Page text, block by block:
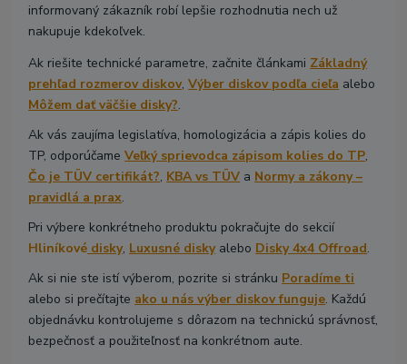
informovaný zákazník robí lepšie rozhodnutia nech už
nakupuje kdekoľvek.
Ak riešite technické parametre, začnite článkami Základný
prehľad rozmerov diskov,Výber diskov podľa cieľa alebo
Môžem dať väčšie disky?.
Ak vás zaujíma legislatíva, homologizácia a zápis kolies do
TP, odporúčameVeľký sprievodca zápisom kolies do TP,
Čo je TÜV certifikát?, KBA vs TÜV a Normy a zákony –
pravidlá a prax.
Pri výbere konkrétneho produktu pokračujte do sekcií
Hliníkové disky, Luxusné diskyalebo Disky 4x4 Offroad.
Ak si nie ste istí výberom, pozrite si stránku Poradíme ti
alebo si prečítajte ako u nás výber diskov funguje. Každú
objednávku kontrolujeme s dôrazom na technickú správnosť,
bezpečnosť a použiteľnosť na konkrétnom aute.